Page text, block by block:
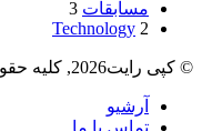
مسابقات 3
Technology
2
رایت2026, کلیه حقوق برای دانشجو محفوظ است.
آرشیو
تماس با ما